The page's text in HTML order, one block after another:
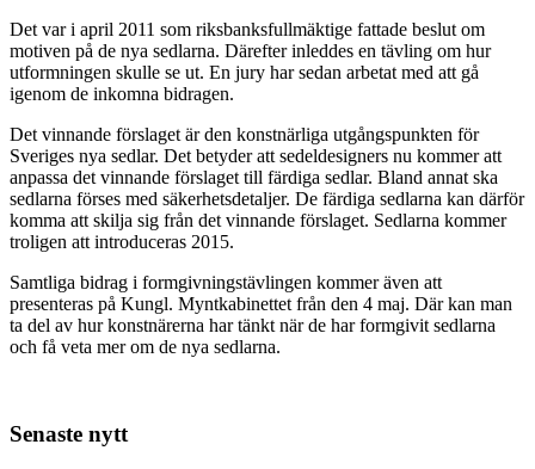
Det var i april 2011 som riksbanksfullmäktige fattade beslut om
motiven på de nya sedlarna. Därefter inleddes en tävling om hur
utformningen skulle se ut. En jury har sedan arbetat med att gå
igenom de inkomna bidragen.
Det vinnande förslaget är den konstnärliga utgångspunkten för
Sveriges nya sedlar. Det betyder att sedeldesigners nu kommer att
anpassa det vinnande förslaget till färdiga sedlar. Bland annat ska
sedlarna förses med säkerhetsdetaljer. De färdiga sedlarna kan därför
komma att skilja sig från det vinnande förslaget. Sedlarna kommer
troligen att introduceras 2015.
Samtliga bidrag i formgivningstävlingen kommer även att
presenteras på Kungl. Myntkabinettet från den 4 maj. Där kan man
ta del av hur konstnärerna har tänkt när de har formgivit sedlarna
och få veta mer om de nya sedlarna.
Senaste nytt